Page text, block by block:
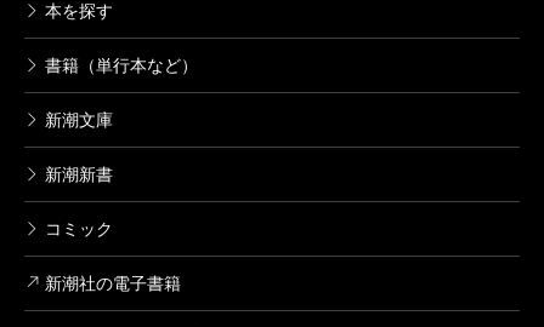
本を探す
書籍（単行本など）
新潮文庫
新潮新書
コミック
新潮社の電子書籍